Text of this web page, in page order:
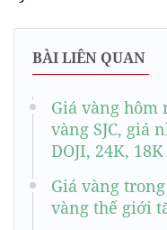
BÀI LIÊN QUAN
Giá vàng hôm
vàng SJC, giá
DOJI, 24K, 18K
Giá vàng
vàng thế giới